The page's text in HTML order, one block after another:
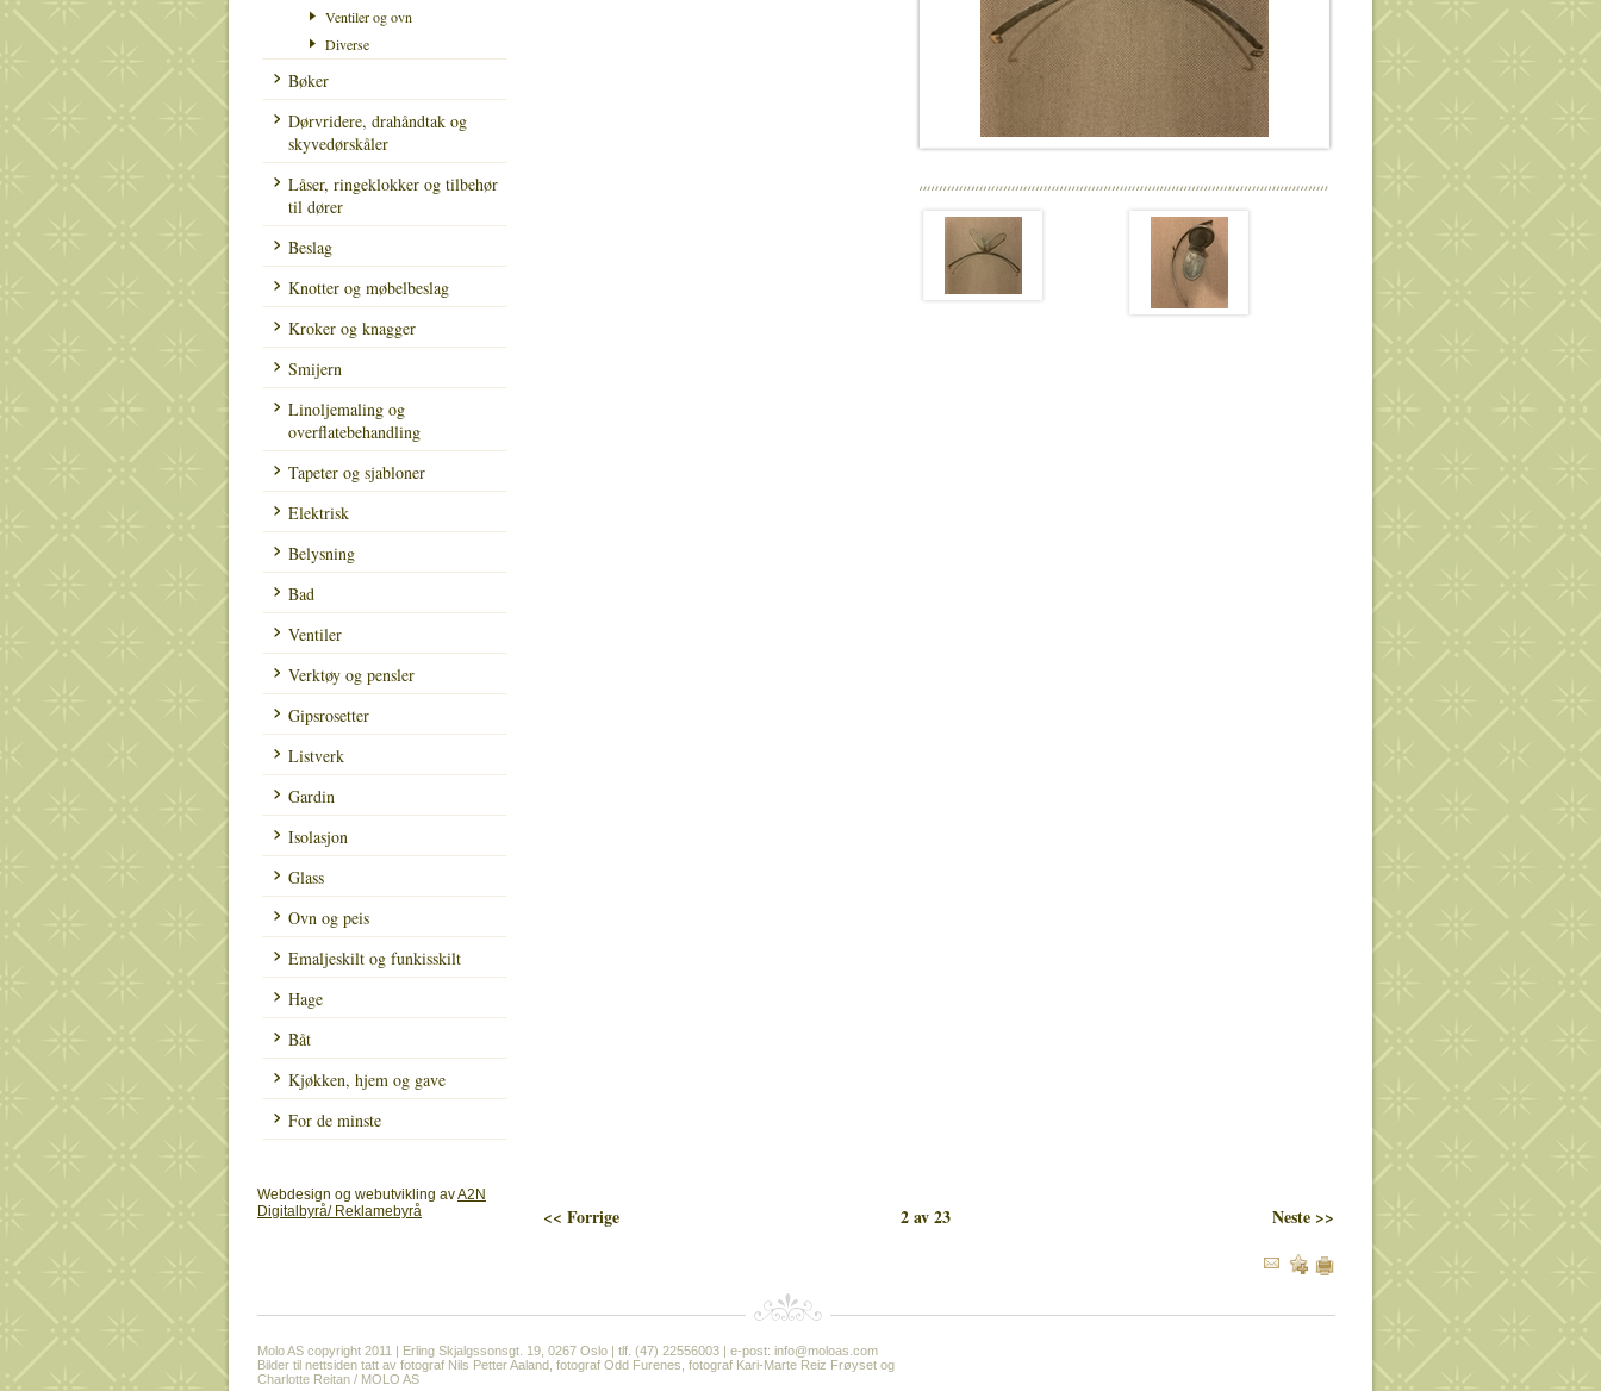
Ventiler og ovn
Diverse
Bøker
Dørvridere, drahåndtak og
skyvedørskåler
Låser, ringeklokker og tilbehør
til dører
Beslag
Knotter og møbelbeslag
Kroker og knagger
Smijern
Linoljemaling og
overflatebehandling
Tapeter og sjabloner
Elektrisk
Belysning
Bad
Ventiler
Verktøy og pensler
Gipsrosetter
Listverk
Gardin
Isolasjon
Glass
Ovn og peis
Emaljeskilt og funkisskilt
Hage
Båt
Kjøkken, hjem og gave
For de minste
<< Forrige 2 av 23 Neste >>
Molo AS copyright 2011 | Erling Skjalgssonsgt. 19, 0267 Oslo | tlf. (47) 22556003 | e-post: info@moloas.com
Bilder til nettsiden tatt av fotograf Nils Petter Aaland, fotograf Odd Furenes, fotograf Kari-Marte Reiz Frøyset og
Charlotte Reitan / MOLO AS
Webdesign og webutvikling avA2N
Digitalbyrå/ Reklamebyrå